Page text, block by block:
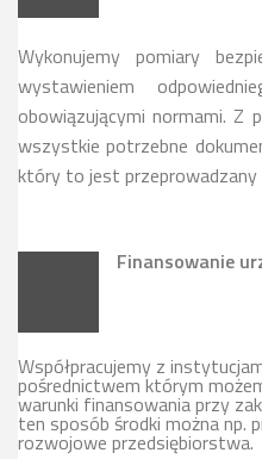
Wykonujemy pomiary
wystawieniem
obowiązującymi normami. Z
wszystkie potrzebne
który to jest przeprowadzany
Finansowanie
Współpracujemy z
pośrednictwem którym
warunki finansowania przy
ten sposób środki można np.
rozwojowe przedsiębiorstwa.